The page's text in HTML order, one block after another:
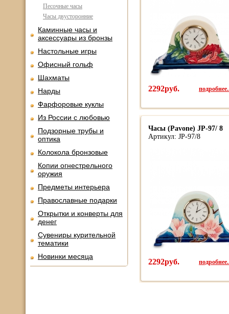
Песочные часы
Часы двусторонние
Каминные часы и
аксессуары из бронзы
Настольные игры
Офисный гольф
Шахматы
Нарды
Фарфоровые куклы
Из России с любовью
Подзорные трубы и
оптика
Колокола бронзовые
Копии огнестрельного
оружия
Предметы интерьера
Православные подарки
Открытки и конверты для
денег
Сувениры курительной
тематики
Новинки месяца
2292руб.
Часы (Pavone) JP-97/ 8
Артикул: JP-97/8
2292руб.